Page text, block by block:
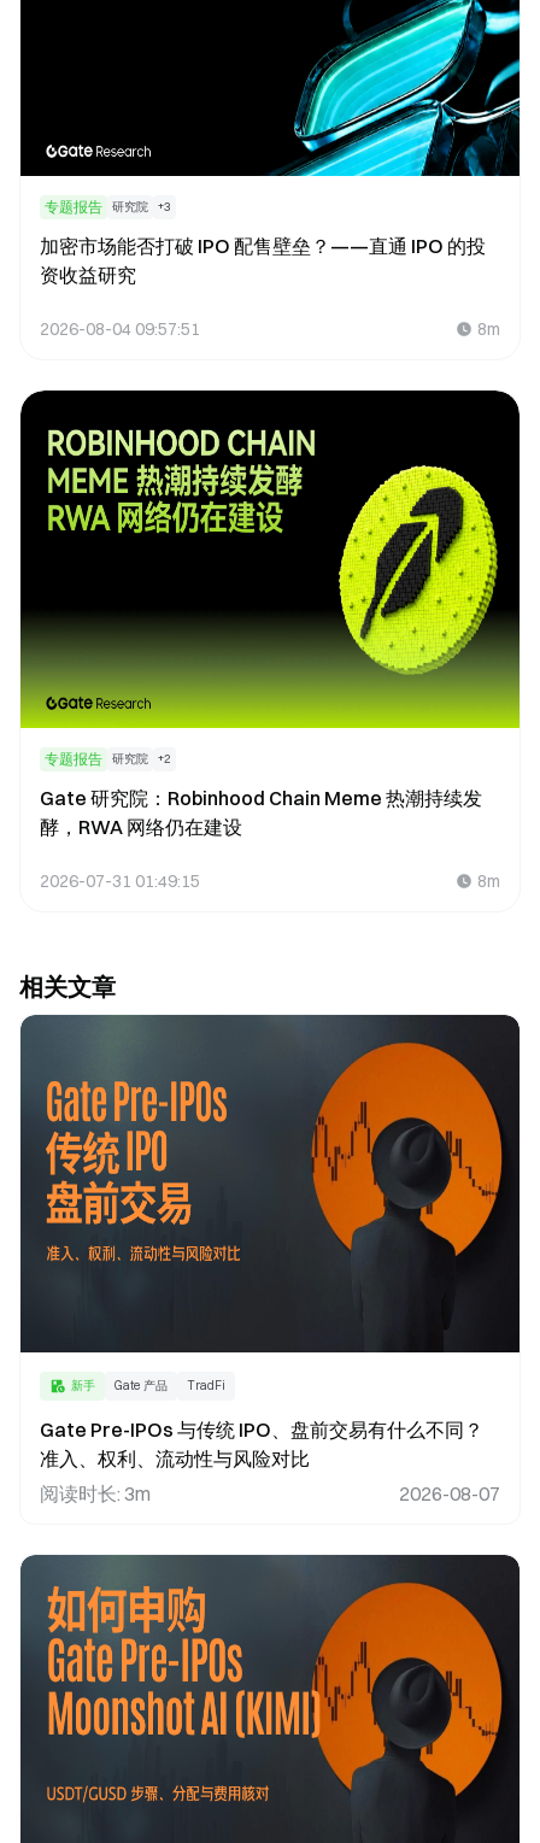
专题报告 研究院 +3
加密市场能否打破 IPO 配售壁垒？——直通 IPO 的投
资收益研究
2026-08-04 09:57:51 8m
专题报告 研究院 +2
Gate 研究院：Robinhood Chain Meme 热潮持续发
酵，RWA 网络仍在建设
2026-07-31 01:49:15 8m
相关文章
新手 Gate 产品 TradFi
Gate Pre-IPOs 与传统 IPO、盘前交易有什么不同？
准入、权利、流动性与风险对比
阅读时长: 3m 2026-08-07